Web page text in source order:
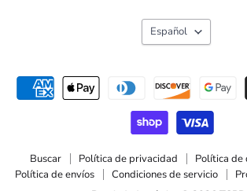
Buscar Política de privacidad
Política de
Política de envíos
Condiciones de servicio
Idioma
Español